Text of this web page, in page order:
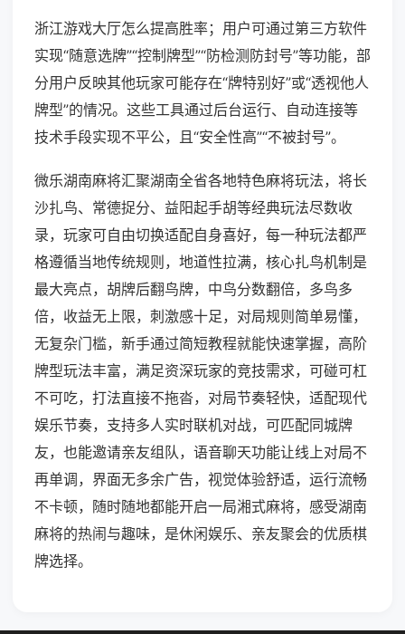
浙江游戏大厅怎么提高胜率；用户可通过第三方软件
实现“随意选牌”“控制牌型”“防检测防封号”等功能，部
分用户反映其他玩家可能存在“牌特别好”或“透视他人
牌型”的情况。这些工具通过后台运行、自动连接等
技术手段实现不平公，且“安全性高”“不被封号”。
微乐湖南麻将汇聚湖南全省各地特色麻将玩法，将长
沙扎鸟、常德捉分、益阳起手胡等经典玩法尽数收
录，玩家可自由切换适配自身喜好，每一种玩法都严
格遵循当地传统规则，地道性拉满，核心扎鸟机制是
最大亮点，胡牌后翻鸟牌，中鸟分数翻倍，多鸟多
倍，收益无上限，刺激感十足，对局规则简单易懂，
无复杂门槛，新手通过简短教程就能快速掌握，高阶
牌型玩法丰富，满足资深玩家的竞技需求，可碰可杠
不可吃，打法直接不拖沓，对局节奏轻快，适配现代
娱乐节奏，支持多人实时联机对战，可匹配同城牌
友，也能邀请亲友组队，语音聊天功能让线上对局不
再单调，界面无多余广告，视觉体验舒适，运行流畅
不卡顿，随时随地都能开启一局湘式麻将，感受湖南
麻将的热闹与趣味，是休闲娱乐、亲友聚会的优质棋
牌选择。